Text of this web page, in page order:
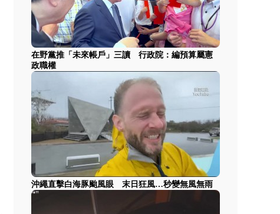
在野黨推「未來帳戶」三讀 行政院：編預算屬憲
政職權
沖繩直擊白海豚颱風眼 末日狂風…秒變無風無雨